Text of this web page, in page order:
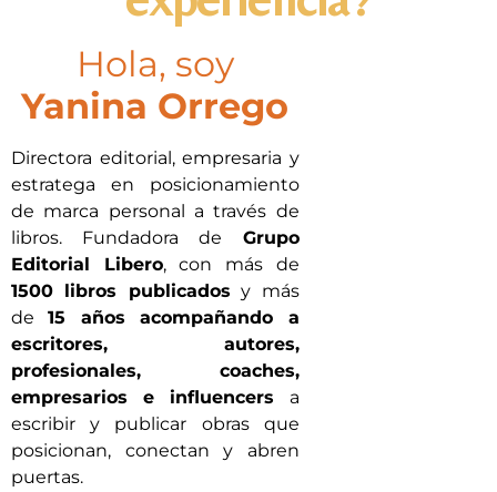
Hola, soy
Yanina Orrego
Directora editorial, empresaria y
estratega en posicionamiento
de marca personal a través de
libros. Fundadora de Grupo
Editorial Libero, con más de
1500 libros publicados y más
de15 años acompañando a
escritores, autores,
profesionales, coaches,
empresarios e influencers a
escribir y publicar obras que
posicionan, conectan y abren
puertas.